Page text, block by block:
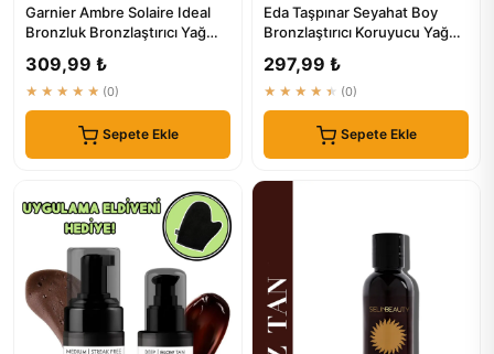
Garnier Ambre Solaire Ideal
Bronzluk Bronzlaştırıcı Yağ
309,99 ₺
★★★★★ (0)
Sepete Ekle
Eda Taşpınar Seyahat Boy
Bronzlaştırıcı Koruyucu Yağ
297,99 ₺
★★★★★ (0)
Sepete Ekle